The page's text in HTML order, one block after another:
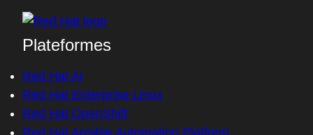
Plateformes
Red Hat AI
Red Hat Enterprise Linux
Red Hat OpenShift
Red Hat Ansible Automation Platform